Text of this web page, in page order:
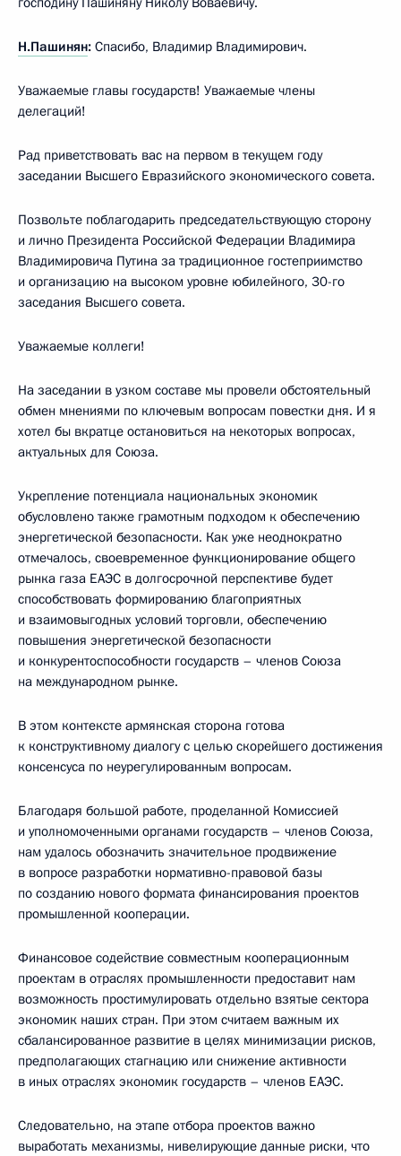
Н.Пашинян: Спасибо, Владимир Владимирович.
Уважаемые главы государств! Уважаемые члены
делегаций!
Рад приветствовать вас на первом в текущем году
заседании Высшего Евразийского экономического совета.
Позвольте поблагодарить председательствующую сторону
и лично Президента Российской Федерации Владимира
Владимировича Путина за традиционное гостеприимство
и организацию на высоком уровне юбилейного, 30-го
заседания Высшего совета.
Уважаемые коллеги!
На заседании в узком составе мы провели обстоятельный
обмен мнениями по ключевым вопросам повестки дня. И я
хотел бы вкратце остановиться на некоторых вопросах,
актуальных для Союза.
Укрепление потенциала национальных экономик
обусловлено также грамотным подходом к обеспечению
энергетической безопасности. Как уже неоднократно
отмечалось, своевременное функционирование общего
рынка газа ЕАЭС в долгосрочной перспективе будет
способствовать формированию благоприятных
и взаимовыгодных условий торговли, обеспечению
повышения энергетической безопасности
и конкурентоспособности государств – членов Союза
на международном рынке.
В этом контексте армянская сторона готова
к конструктивному диалогу с целью скорейшего достижения
консенсуса по неурегулированным вопросам.
Благодаря большой работе, проделанной Комиссией
и уполномоченными органами государств – членов Союза,
нам удалось обозначить значительное продвижение
в вопросе разработки нормативно-правовой базы
по созданию нового формата финансирования проектов
промышленной кооперации.
Финансовое содействие совместным кооперационным
проектам в отраслях промышленности предоставит нам
возможность простимулировать отдельно взятые сектора
экономик наших стран. При этом считаем важным их
сбалансированное развитие в целях минимизации рисков,
предполагающих стагнацию или снижение активности
в иных отраслях экономик государств – членов ЕАЭС.
Следовательно, на этапе отбора проектов важно
выработать механизмы, нивелирующие данные риски, что